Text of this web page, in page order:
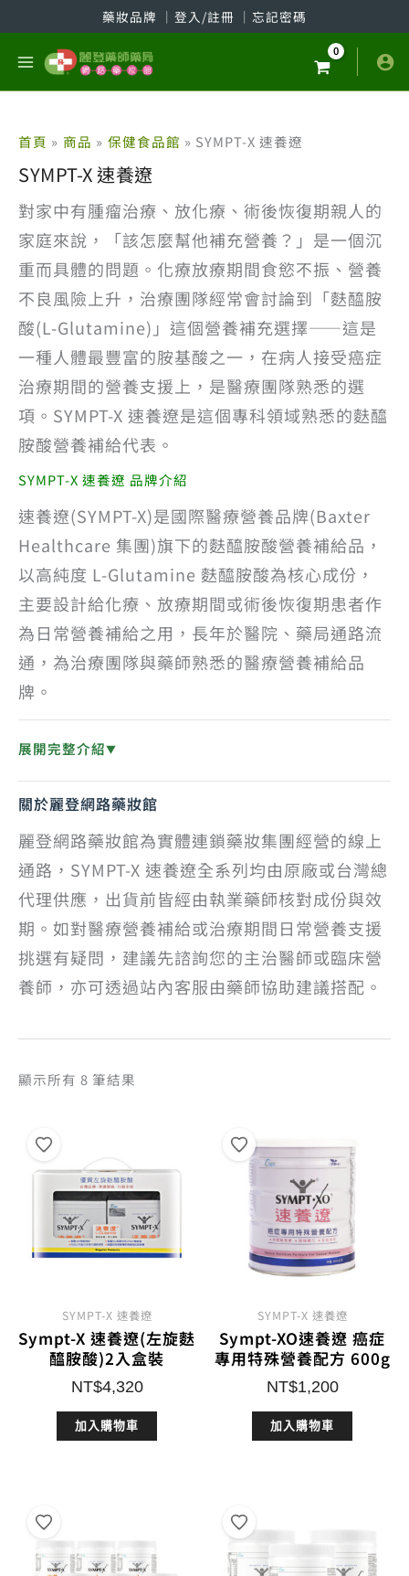
至
藥妝品牌 │ 登入/註冊 │ 忘記密碼
首頁 商品 保健食品館 SYMPT-X 速養遼
SYMPT-X 速養遼
對家中有腫瘤治療、放化療、術後恢復期親人的
家庭來說，「該怎麼幫他補充營養？」是一個沉
重而具體的問題。化療放療期間食慾不振、營養
不良風險上升，治療團隊經常會討論到「麩醯胺
酸(L-Glutamine)」這個營養補充選擇——這是
一種人體最豐富的胺基酸之一，在病人接受癌症
治療期間的營養支援上，是醫療團隊熟悉的選
項。SYMPT-X 速養遼是這個專科領域熟悉的麩醯
胺酸營養補給代表。
SYMPT-X 速養遼 品牌介紹
速養遼(SYMPT-X)是國際醫療營養品牌(Baxter
Healthcare 集團)旗下的麩醯胺酸營養補給品，
以高純度 L-Glutamine 麩醯胺酸為核心成份，
主要設計給化療、放療期間或術後恢復期患者作
為日常營養補給之用，長年於醫院、藥局通路流
通，為治療團隊與藥師熟悉的醫療營養補給品
牌。
展開完整介紹▼
關於麗登網路藥妝館
麗登網路藥妝館為實體連鎖藥妝集團經營的線上
通路，SYMPT-X 速養遼全系列均由原廠或台灣總
代理供應，出貨前皆經由執業藥師核對成份與效
期。如對醫療營養補給或治療期間日常營養支援
挑選有疑問，建議先諮詢您的主治醫師或臨床營
養師，亦可透過站內客服由藥師協助建議搭配。
顯示所有 8 筆結果
SYMPT-X 速養遼
Sympt-X 速養遼(左旋麩
醯胺酸)2入盒裝
NT$4,320
加入購物車
SYMPT-X 速養遼
Sympt-XO速養遼 癌症
專用特殊營養配方 600g
NT$1,200
加入購物車